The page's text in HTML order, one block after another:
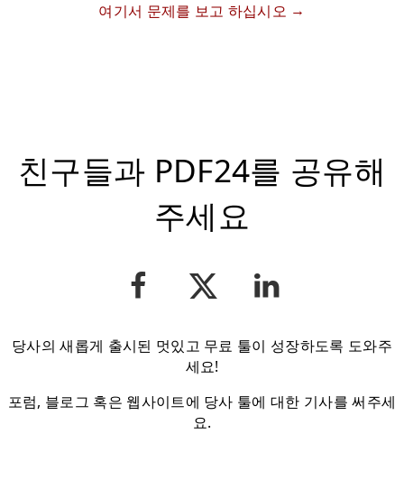
여기서 문제를 보고 하십시오
친구들과 PDF24를 공유해
주세요
당사의 새롭게 출시된 멋있고 무료 툴이 성장하도록 도와주
세요!
포럼, 블로그 혹은 웹사이트에 당사 툴에 대한 기사를 써주세
요.